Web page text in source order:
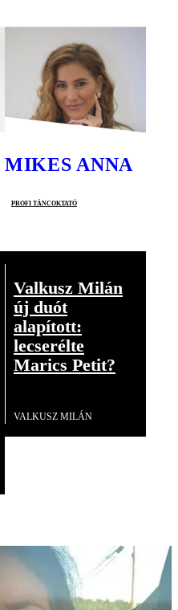
MIKES ANNA
profi táncoktató
Valkusz Milán
új duót
alapított:
lecserélte
Marics Petit?
VALKUSZ MILÁN